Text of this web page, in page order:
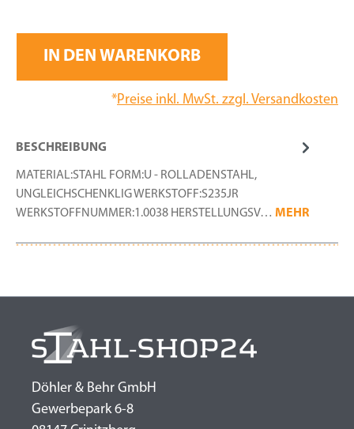
IN DEN WARENKORB
*Preise inkl. MwSt. zzgl. Versandkosten
BESCHREIBUNG
MATERIAL:STAHL FORM:U - ROLLADENSTAHL,
UNGLEICHSCHENKLIG WERKSTOFF:S235JR
WERKSTOFFNUMMER:1.0038 HERSTELLUNGSV… MEHR
Döhler & Behr GmbH
Gewerbepark 6-8